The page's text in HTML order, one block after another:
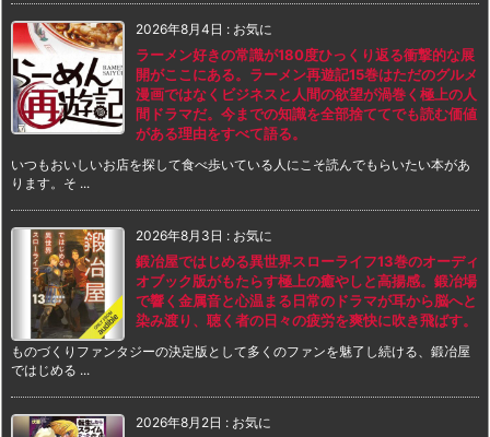
2026年8月4日 : お気に
ラーメン好きの常識が180度ひっくり返る衝撃的な展
開がここにある。ラーメン再遊記15巻はただのグルメ
漫画ではなくビジネスと人間の欲望が渦巻く極上の人
間ドラマだ。今までの知識を全部捨ててでも読む価値
がある理由をすべて語る。
いつもおいしいお店を探して食べ歩いている人にこそ読んでもらいたい本があ
ります。そ ...
2026年8月3日 : お気に
鍛冶屋ではじめる異世界スローライフ13巻のオーディ
オブック版がもたらす極上の癒やしと高揚感。鍛冶場
で響く金属音と心温まる日常のドラマが耳から脳へと
染み渡り、聴く者の日々の疲労を爽快に吹き飛ばす。
ものづくりファンタジーの決定版として多くのファンを魅了し続ける、鍛冶屋
ではじめる ...
2026年8月2日 : お気に